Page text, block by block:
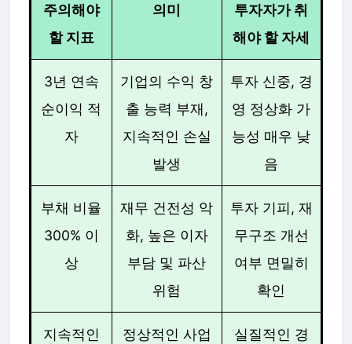
주의해야
할 지표
의미
투자자가 취
해야 할 자세
3년 연속
순이익 적
자
기업의 수익 창
출 능력 부재,
지속적인 손실
발생
투자 신중, 경
영 정상화 가
능성 매우 낮
음
부채 비율
300% 이
상
재무 건전성 악
화, 높은 이자
부담 및 파산
위험
투자 기피, 재
무구조 개선
여부 면밀히
확인
지속적인
정상적인 사업
실질적인 경